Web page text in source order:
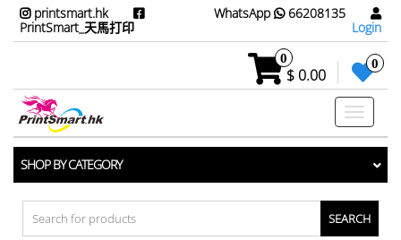
printsmart.hk
PrintSmart_天馬打印
WhatsApp
66208135
Login
0
$ 0.00
0
Toggle
SHOP BY CATEGORY
Search
for: